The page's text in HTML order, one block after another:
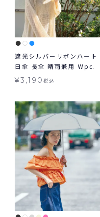
遮光シルバーリボンハート
日傘 長傘 晴雨兼用 Wpc.
¥3,190税込